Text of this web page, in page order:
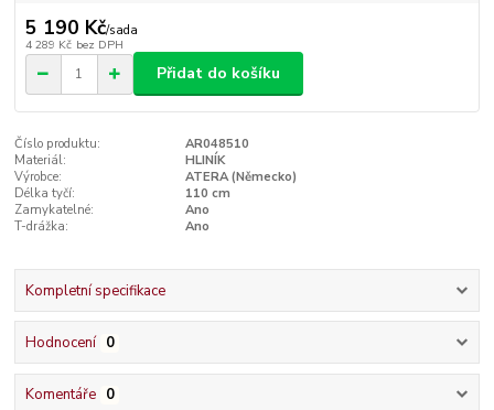
5 190 Kč/sada
4 289 Kč bez DPH
Přidat do košíku
Číslo produktu:
AR048510
Materiál:
HLINÍK
Výrobce:
ATERA (Německo)
Délka tyčí:
110 cm
Zamykatelné:
Ano
T-drážka:
Ano
Kompletní specifikace
Hodnocení 0
Komentáře 0